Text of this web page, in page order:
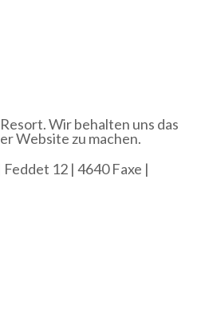
Wir behalten uns das
Website zu machen.
12 | 4640 Faxe |